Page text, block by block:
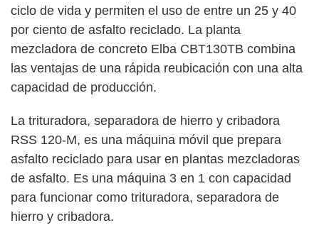
ciclo de vida y permiten el uso de entre un 25 y 40
por ciento de asfalto reciclado. La planta
mezcladora de concreto Elba CBT130TB combina
las ventajas de una rápida reubicación con una alta
capacidad de producción.
La trituradora, separadora de hierro y cribadora
RSS 120-M, es una máquina móvil que prepara
asfalto reciclado para usar en plantas mezcladoras
de asfalto. Es una máquina 3 en 1 con capacidad
para funcionar como trituradora, separadora de
hierro y cribadora.